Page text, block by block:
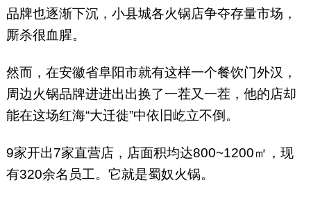
品牌也逐渐下沉，小县城各火锅店争夺存量市场，
厮杀很血腥。
然而，在安徽省阜阳市就有这样一个餐饮门外汉，
周边火锅品牌进进出出换了一茬又一茬，他的店却
能在这场红海“大迁徙”中依旧屹立不倒。
9家开出7家直营店，店面积均达800~1200㎡，现
有320余名员工。它就是蜀奴火锅。